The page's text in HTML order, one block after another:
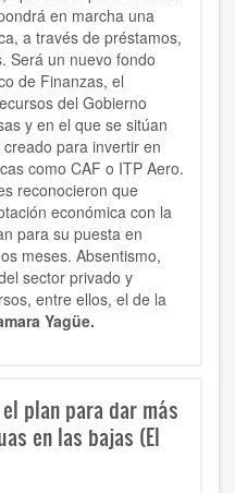
en marcha una
a través de préstamos,
Será un nuevo fondo
de Finanzas, el
del Gobierno
y en el que se sitúan
para invertir en
como CAF o ITP Aero.
reconocieron que
económica con la
para su puesta en
meses. Absentismo,
sector privado y
entre ellos, el de la
Yagüe.
plan para dar más
en las bajas (El